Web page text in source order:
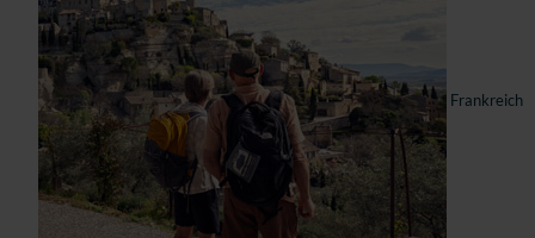
Frankreich